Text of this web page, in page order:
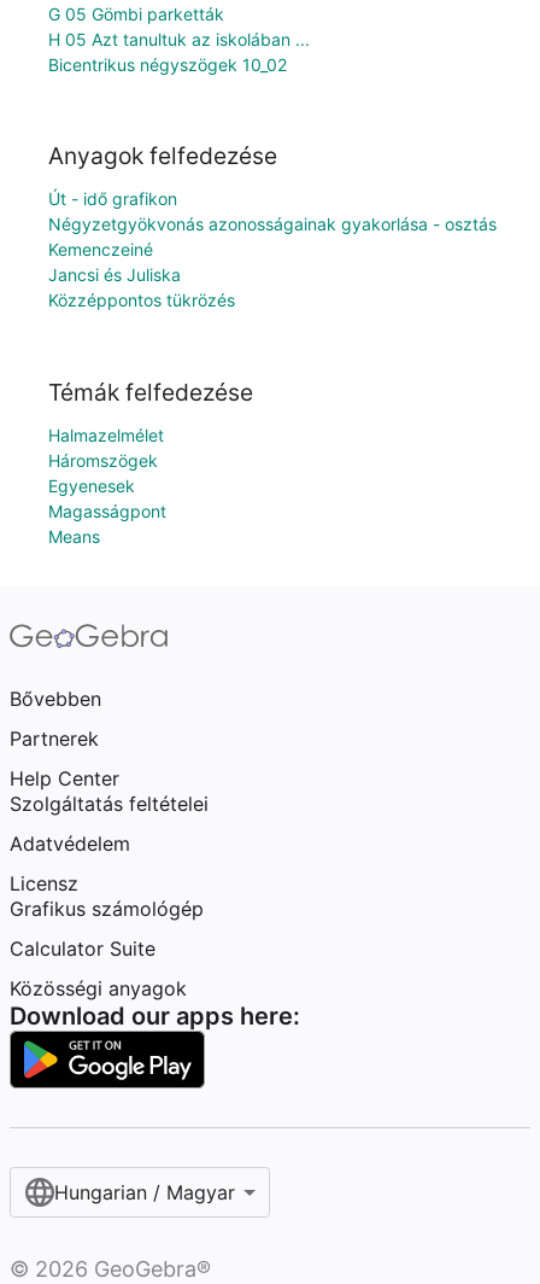
G 05 Gömbi parketták
H 05 Azt tanultuk az iskolában ...
Bicentrikus négyszögek 10_02
Anyagok felfedezése
Út - idő grafikon
Négyzetgyökvonás azonosságainak gyakorlása - osztás
Kemenczeiné
Jancsi és Juliska
Közzéppontos tükrözés
Témák felfedezése
Halmazelmélet
Háromszögek
Egyenesek
Magasságpont
Means
Bővebben
Partnerek
Help Center
Szolgáltatás feltételei
Adatvédelem
Licensz
Grafikus számológép
Calculator Suite
Közösségi anyagok
Download our apps here:
Hungarian / Magyar‎
© 2026 GeoGebra®